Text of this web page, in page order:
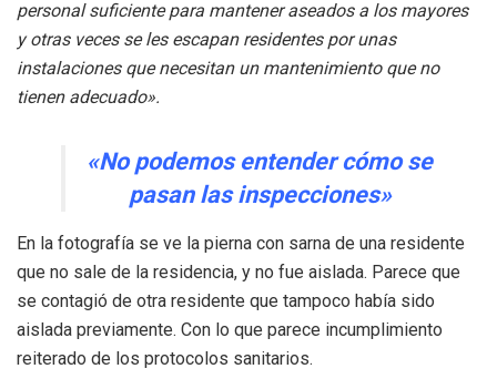
personal suficiente para mantener aseados a los mayores
y otras veces se les escapan residentes por unas
instalaciones que necesitan un mantenimiento que no
tienen adecuado».
«No podemos entender cómo se
pasan las inspecciones»
En la fotografía se ve la pierna con sarna de una residente
que no sale de la residencia, y no fue aislada. Parece que
se contagió de otra residente que tampoco había sido
aislada previamente. Con lo que parece incumplimiento
reiterado de los protocolos sanitarios.